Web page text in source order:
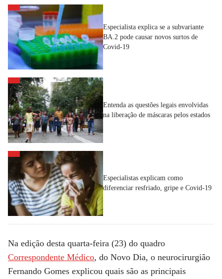
Especialista explica se a subvariante
BA.2 pode causar novos surtos de
Covid-19
Entenda as questões legais envolvidas
na liberação de máscaras pelos estados
Especialistas explicam como
diferenciar resfriado, gripe e Covid-19
Na edição desta quarta-feira (23) do quadro
Correspondente Médico, do Novo Dia, o neurocirurgião
Fernando Gomes explicou quais são as principais